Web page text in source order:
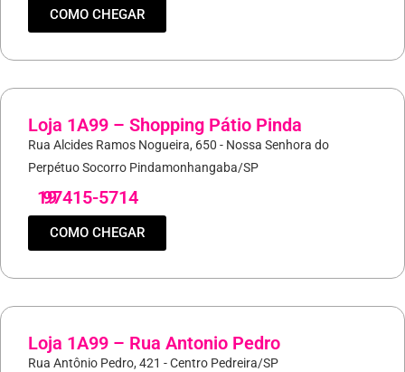
COMO CHEGAR
Loja 1A99 – Shopping Pátio Pinda
Rua Alcides Ramos Nogueira, 650 - Nossa Senhora do
Perpétuo Socorro Pindamonhangaba/SP
19
97415-5714
COMO CHEGAR
Loja 1A99 – Rua Antonio Pedro
Rua Antônio Pedro, 421 - Centro Pedreira/SP